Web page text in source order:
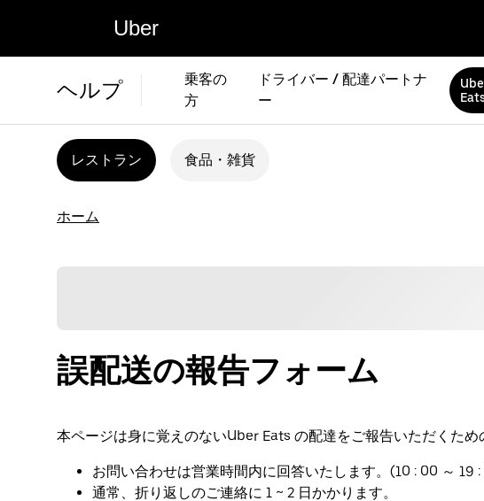
Uber
ヘルプ
乗客の
方
ドライバー / 配達パートナ
ー
レストラン 食品・雑貨
ホーム
誤配送の報告フォーム
本ページは身に覚えのないUber Eats の配達をご報告いただくため
お問い合わせは営業時間内に回答いたします。(10 : 00 ～ 19
通常、折り返しのご連絡に 1 ~ 2 日かかります。